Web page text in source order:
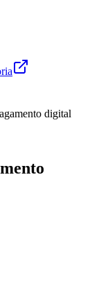
digital